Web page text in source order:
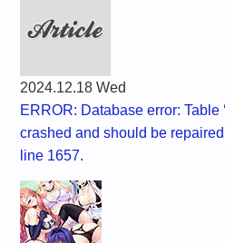
2024.12.18 Wed
ERROR: Database error: Table
crashed and should be
line 1657.